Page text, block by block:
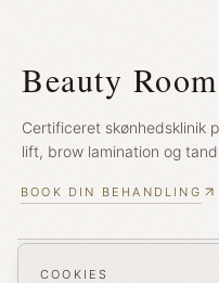
Beauty Room
Certificeret skønhedsklinik
lift, brow lamination og
BOOK DIN BEHANDLING
Behandlinger
COOKIES